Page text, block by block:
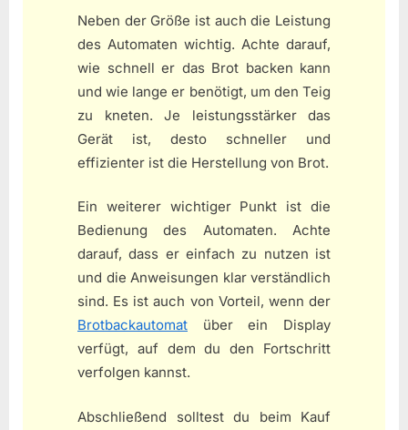
Neben der Größe ist auch die Leistung
des Automaten wichtig. Achte darauf,
wie schnell er das Brot backen kann
und wie lange er benötigt, um den Teig
zu kneten. Je leistungsstärker das
Gerät ist, desto schneller und
effizienter ist die Herstellung von Brot.
Ein weiterer wichtiger Punkt ist die
Bedienung des Automaten. Achte
darauf, dass er einfach zu nutzen ist
und die Anweisungen klar verständlich
sind. Es ist auch von Vorteil, wenn der
Brotbackautomat über ein Display
verfügt, auf dem du den Fortschritt
verfolgen kannst.
Abschließend solltest du beim Kauf